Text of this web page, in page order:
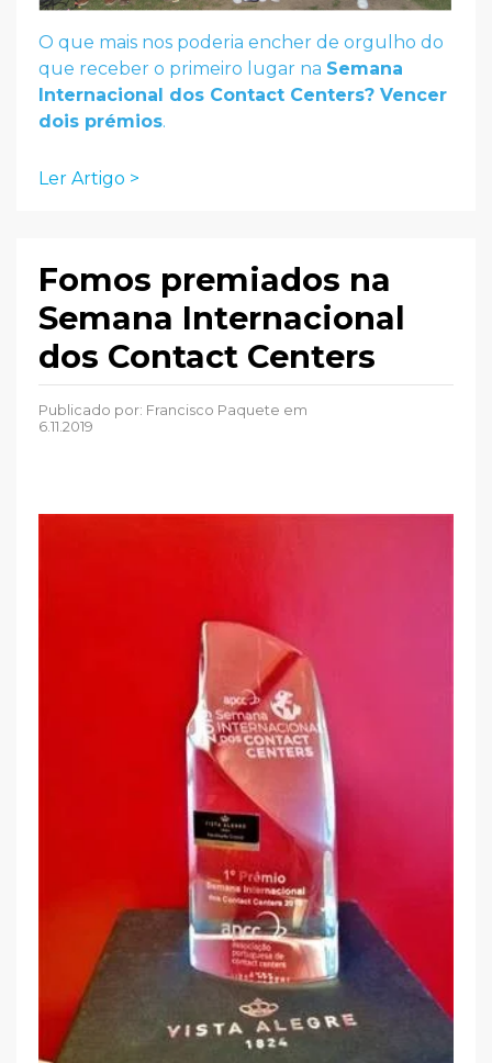
O que mais nos poderia encher de orgulho do
que receber o primeiro lugar na Semana
Internacional dos Contact Centers? Vencer
dois prémios.
Ler Artigo >
Fomos premiados na
Semana Internacional
dos Contact Centers
Publicado por: Francisco Paquete em
6.11.2019